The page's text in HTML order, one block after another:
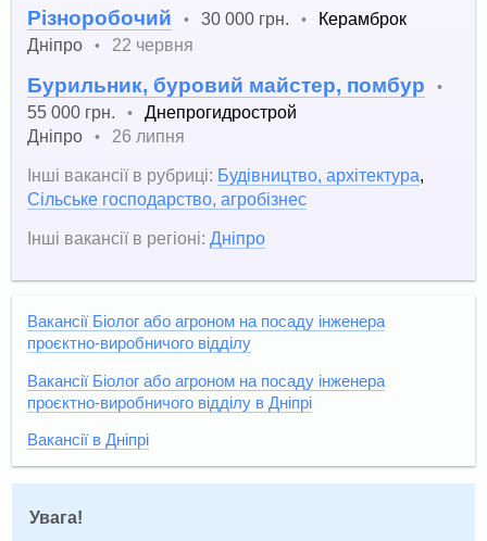
Різноробочий • 30 000 грн. •
Керамброк
Дніпро
• 22 червня
Бурильник, буровий майстер, помбур •
55 000 грн. •
Днепрогидрострой
Дніпро
•
26 липня
Інші вакансії в рубриці: Будівництво, архітектура,
Сільське господарство, агробізнес
Інші вакансії в регіоні: Дніпро
Вакансії Біолог або агроном на посаду інженера
проєктно-виробничого відділу
Вакансії Біолог або агроном на посаду інженера
проєктно-виробничого відділу в Дніпрі
Вакансії в Дніпрі
Увага!